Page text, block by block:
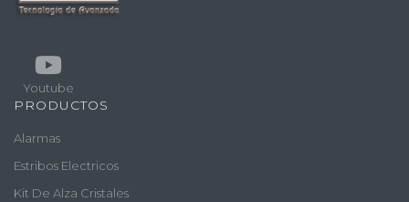
Youtube
PRODUCTOS
Alarmas
Estribos Electricos
Kit De Alza Cristales